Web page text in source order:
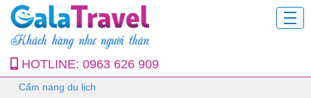
HOTLINE: 0963 626 909
Cẩm nang du lịch